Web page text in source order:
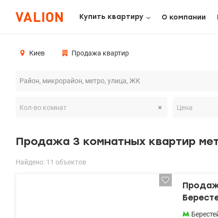
Купить квартиру О компании
Киев Продажа квартир
Продажа 3 комнатных квартир
Найдено: 11 объектов